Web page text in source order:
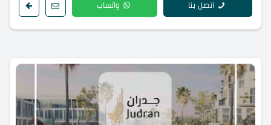
اتصل بنا واتساب